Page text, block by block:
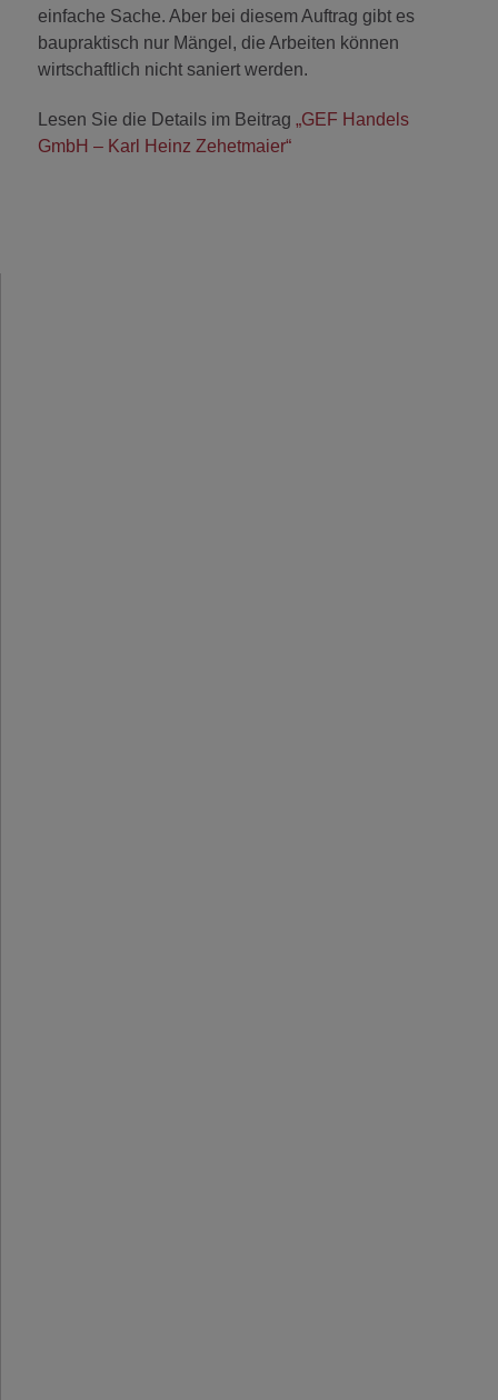
einfache Sache. Aber bei diesem Auftrag gibt es
baupraktisch nur Mängel, die Arbeiten können
wirtschaftlich nicht saniert werden.
Lesen Sie die Details im Beitrag „GEF Handels
GmbH – Karl Heinz Zehetmaier“